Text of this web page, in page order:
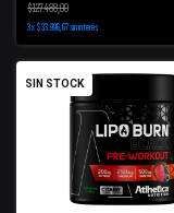
$127.488,00
3x$33.996,67sin interés
SIN STOCK